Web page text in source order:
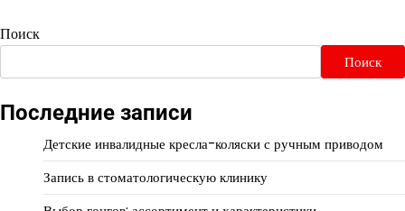
Поиск
Поиск
Последние записи
Детские инвалидные кресла-коляски с ручным приводом
Запись в стоматологическую клинику